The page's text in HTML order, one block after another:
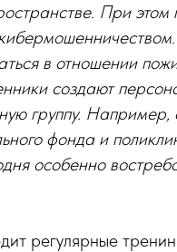
При этом
в отношении
создают
группу.
фонда и
особенно
регулярные